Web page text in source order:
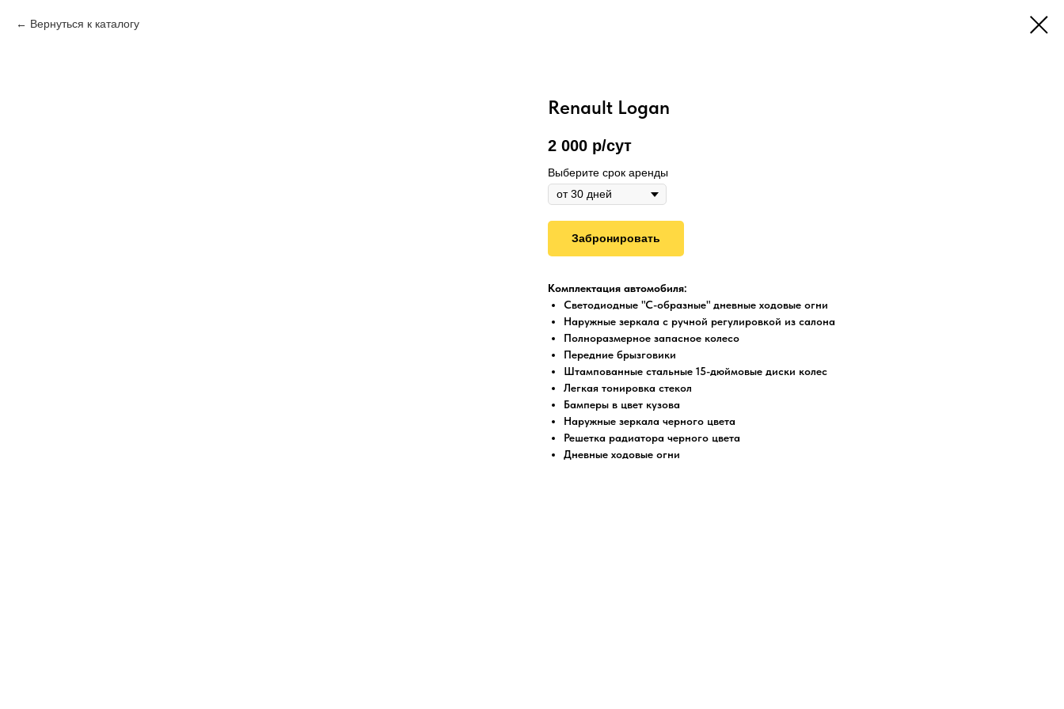
Вернуться к каталогу
Renault Logan
2 000 р/сут
Выберите срок аренды
Забронировать
Комплектация автомобиля:
Светодиодные "С-образные" дневные ходовые огни
Наружные зеркала с ручной регулировкой из салона
Полноразмерное запасное колесо
Передние брызговики
Штампованные стальные 15-дюймовые диски колес
Легкая тонировка стекол
Бамперы в цвет кузова
Наружные зеркала черного цвета
Решетка радиатора черного цвета
Дневные ходовые огни